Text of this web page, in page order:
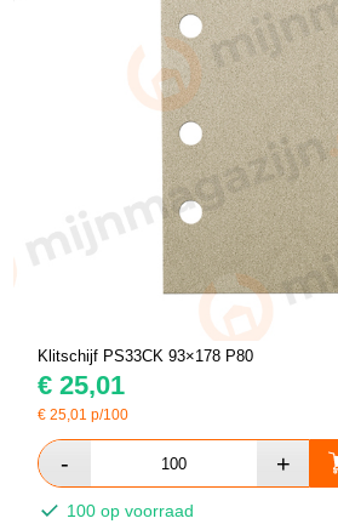
Klitschijf PS33CK 93×178 P80
€ 25,01
€25,01 p/100
100 op voorraad